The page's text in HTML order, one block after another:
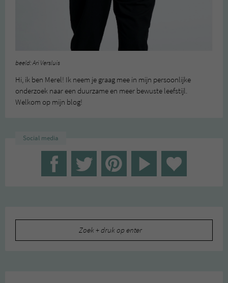
beeld: Ari Versluis
Hi, ik ben Merel! Ik neem je graag mee in mijn persoonlijke
onderzoek naar een duurzame en meer bewuste leefstijl.
Welkom op mijn blog!
Social media